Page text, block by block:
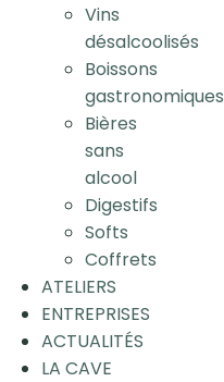
Vins
désalcoolisés
Boissons
gastronomiques
Bières
sans
alcool
Digestifs
Softs
Coffrets
ATELIERS
ENTREPRISES
ACTUALITÉS
LA CAVE